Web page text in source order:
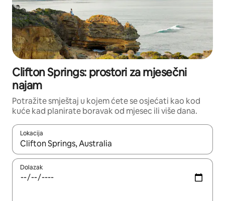
Clifton Springs: prostori za mjesečni
najam
Potražite smještaj u kojem ćete se osjećati kao kod
kuće kad planirate boravak od mjesec ili više dana.
Lokacija
Kada budu dostupni rezultati, moći ćete ih pregledati
Dolazak